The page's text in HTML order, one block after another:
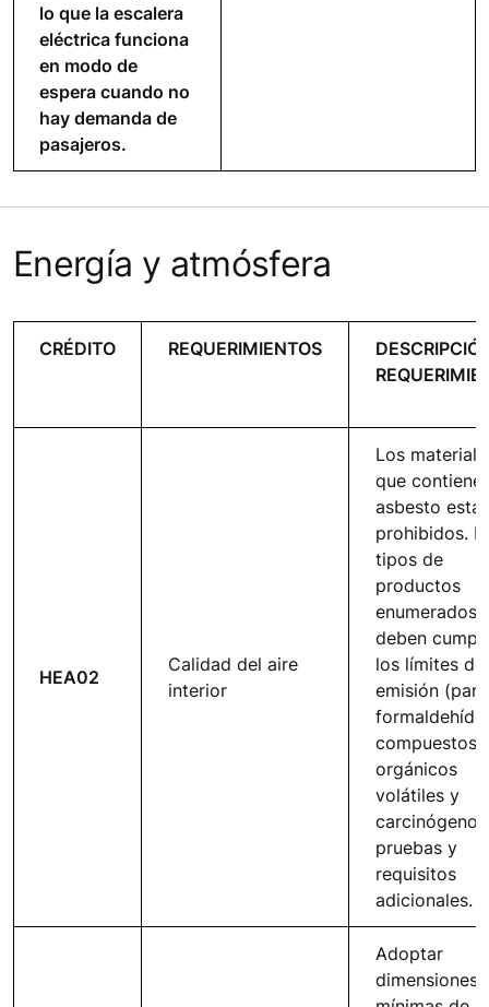
lo que la escalera
eléctrica funciona
en modo de
espera cuando no
hay demanda de
pasajeros.
Energía y atmósfera
CRÉDITO REQUERIMIENTOS
HEA02
Calidad del aire
interior
Los
que
asbesto
prohibidos.
tipos de
productos
enumerados
deben
los límites de
emisión (para
formaldehído,
compuestos
orgánicos
volátiles y
pruebas y
requisitos
adicionales.
Adoptar
dimensiones